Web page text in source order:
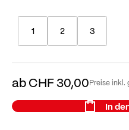
1 2 3
abCHF 30,00Preise inkl.
In